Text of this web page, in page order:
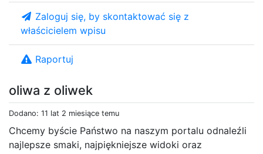
oliwa z oliwek
Dodano: 11 lat 2 miesiące temu
Chcemy byście Państwo na naszym portalu odnaleźli
najlepsze smaki, najpiękniejsze widoki oraz
Zaloguj się, by skontaktować się z
właścicielem wpisu
Raportuj